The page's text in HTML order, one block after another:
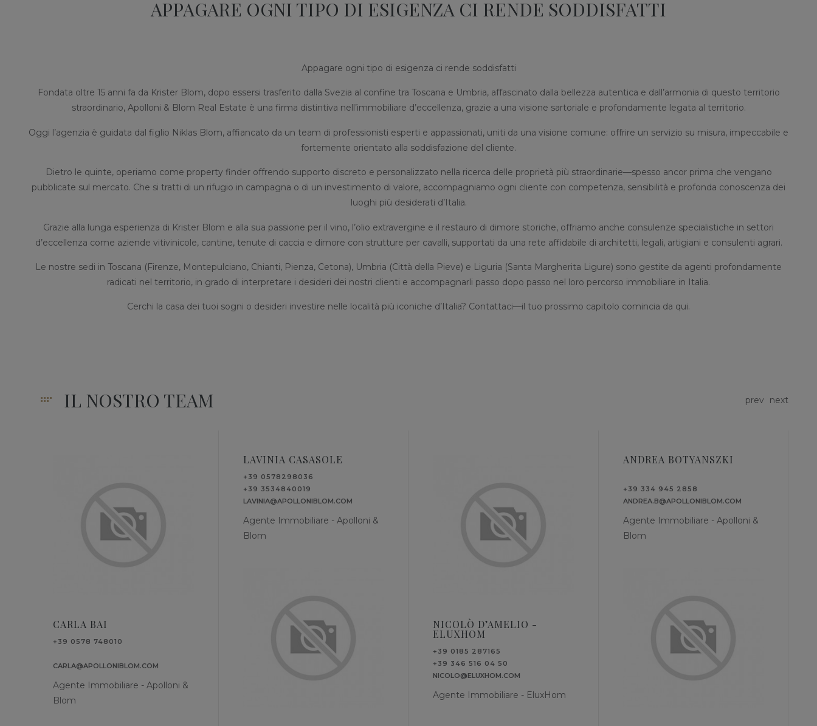
APPAGARE OGNI TIPO DI ESIGENZA CI RENDE SODDISFATTI
Appagare ogni tipo di esigenza ci rende soddisfatti
Fondata oltre 15 anni fa da Krister Blom, dopo essersi trasferito dalla Svezia al confine tra Toscana e Umbria, affascinato dalla bellezza autentica e dall’armonia di questo territorio
straordinario, Apolloni & Blom Real Estate è una firma distintiva nell’immobiliare d’eccellenza, grazie a una visione sartoriale e profondamente legata al territorio.
Oggi l’agenzia è guidata dal figlio Niklas Blom, affiancato da un team di professionisti esperti e appassionati, uniti da una visione comune: offrire un servizio su misura, impeccabile e
fortemente orientato alla soddisfazione del cliente.
Dietro le quinte, operiamo come property finder offrendo supporto discreto e personalizzato nella ricerca delle proprietà più straordinarie—spesso ancor prima che vengano
pubblicate sul mercato. Che si tratti di un rifugio in campagna o di un investimento di valore, accompagniamo ogni cliente con competenza, sensibilità e profonda conoscenza dei
luoghi più desiderati d’Italia.
Grazie alla lunga esperienza di Krister Blom e alla sua passione per il vino, l’olio extravergine e il restauro di dimore storiche, offriamo anche consulenze specialistiche in settori
d’eccellenza come aziende vitivinicole, cantine, tenute di caccia e dimore con strutture per cavalli, supportati da una rete affidabile di architetti, legali, artigiani e consulenti agrari.
Le nostre sedi in Toscana (Firenze, Montepulciano, Chianti, Pienza, Cetona), Umbria (Città della Pieve) e Liguria (Santa Margherita Ligure) sono gestite da agenti profondamente
radicati nel territorio, in grado di interpretare i desideri dei nostri clienti e accompagnarli passo dopo passo nel loro percorso immobiliare in Italia.
Cerchi la casa dei tuoi sogni o desideri investire nelle località più iconiche d’Italia? Contattaci—il tuo prossimo capitolo comincia da qui.
IL NOSTRO TEAM
CARLA BAI
+39 0578 748010
CARLA@APOLLONIBLOM.COM
Agente Immobiliare - Apolloni &
Blom
LAVINIA CASASOLE
+39 0578298036
+39 3534840019
LAVINIA@APOLLONIBLOM.COM
Agente Immobiliare - Apolloni &
Blom
NICOLÒ D’AMELIO -
ELUXHOM
+39 0185 287165
+39 346 516 04 50
NICOLO@ELUXHOM.COM
Agente Immobiliare - EluxHom
ANDREA BOTYANSZKI
+39 334 945 2858
ANDREA.B@APOLLONIBLOM.COM
Agente Immobiliare - Apolloni &
Blom
prev next